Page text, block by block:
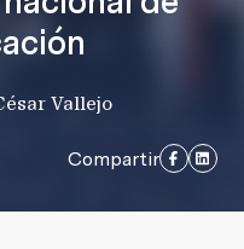
Vallejo
Compartir